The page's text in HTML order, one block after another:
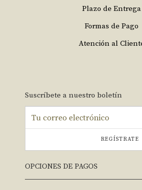
Plazo de Entrega
Formas de Pago
Atención al
Suscríbete a nuestro boletín
REGÍSTRATE
OPCIONES DE PAGOS